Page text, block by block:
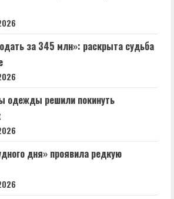
за 345 млн»: раскрыта судьба
одежды решили покинуть
дня» проявила редкую